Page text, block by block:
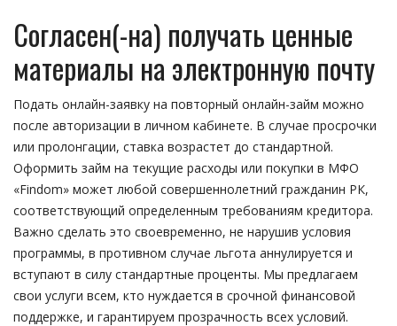
Согласен(-на) получать ценные
материалы на электронную почту
Подать онлайн-заявку на повторный онлайн-займ можно
после авторизации в личном кабинете. В случае просрочки
или пролонгации, ставка возрастет до стандартной.
Оформить займ на текущие расходы или покупки в МФО
«Findom» может любой совершеннолетний гражданин РК,
соответствующий определенным требованиям кредитора.
Важно сделать это своевременно, не нарушив условия
программы, в противном случае льгота аннулируется и
вступают в силу стандартные проценты. Мы предлагаем
свои услуги всем, кто нуждается в срочной финансовой
поддержке, и гарантируем прозрачность всех условий.